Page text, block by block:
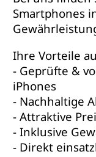
Smartphones
Ihre Vorteile
- Geprüfte &
iPhones
- Nachhaltige
- Attraktive
- Inklusive
- Direkt